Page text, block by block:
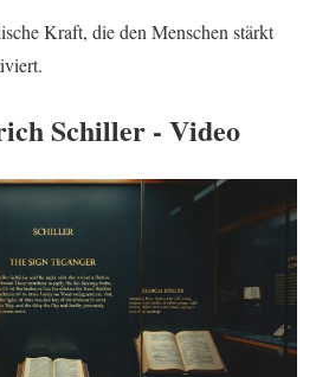
Kraft, die den Menschen stärkt
Schiller - Video